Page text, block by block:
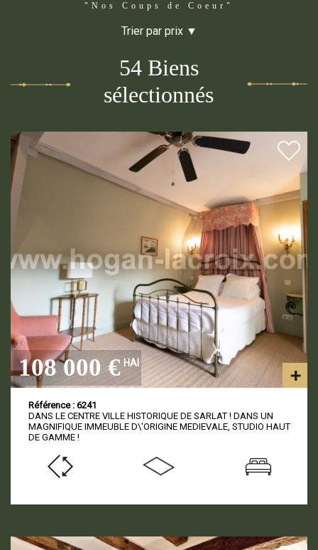
"Nos Coups de Coeur"
Trier par prix ▼
54 Biens
sélectionnés
108 000 € HAI
Référence : 6241
DANS LE CENTRE VILLE HISTORIQUE DE SARLAT ! DANS UN
MAGNIFIQUE IMMEUBLE D\'ORIGINE MEDIEVALE, STUDIO HAUT
DE GAMME !